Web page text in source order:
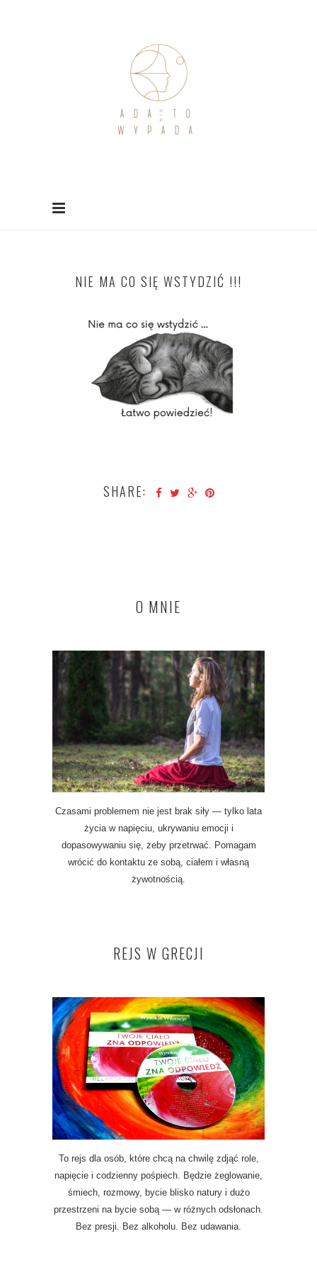
NIE MA CO SIĘ WSTYDZIĆ !!!
SHARE:
O MNIE
Czasami problemem nie jest brak siły — tylko lata
życia w napięciu, ukrywaniu emocji i
dopasowywaniu się, żeby przetrwać. Pomagam
wrócić do kontaktu ze sobą, ciałem i własną
żywotnością.
REJS W GRECJI
To rejs dla osób, które chcą na chwilę zdjąć role,
napięcie i codzienny pośpiech. Będzie żeglowanie,
śmiech, rozmowy, bycie blisko natury i dużo
przestrzeni na bycie sobą — w różnych odsłonach.
Bez presji. Bez alkoholu. Bez udawania.